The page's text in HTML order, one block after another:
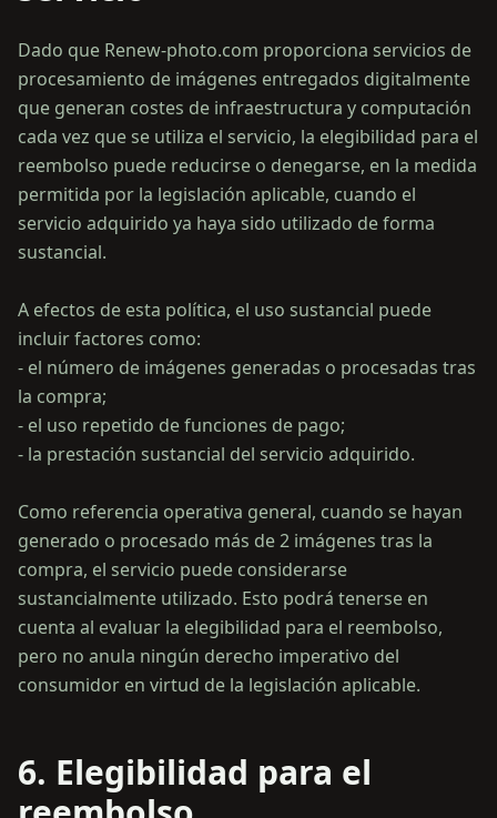
Dado que Renew-photo.com proporciona servicios de
procesamiento de imágenes entregados digitalmente
que generan costes de infraestructura y computación
cada vez que se utiliza el servicio, la elegibilidad para el
reembolso puede reducirse o denegarse, en la medida
permitida por la legislación aplicable, cuando el
servicio adquirido ya haya sido utilizado de forma
sustancial.
A efectos de esta política, el uso sustancial puede
incluir factores como:
- el número de imágenes generadas o procesadas tras
la compra;
- el uso repetido de funciones de pago;
- la prestación sustancial del servicio adquirido.
Como referencia operativa general, cuando se hayan
generado o procesado más de 2 imágenes tras la
compra, el servicio puede considerarse
sustancialmente utilizado. Esto podrá tenerse en
cuenta al evaluar la elegibilidad para el reembolso,
pero no anula ningún derecho imperativo del
6. Elegibilidad para el